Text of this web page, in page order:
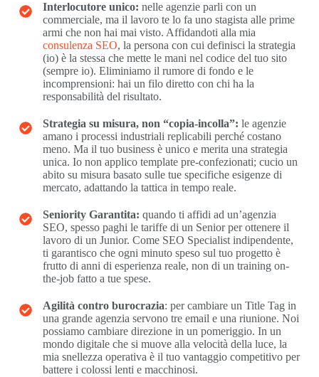
Interlocutore unico: nelle agenzie parli con un
commerciale, ma il lavoro te lo fa uno stagista alle prime
armi che non hai mai visto. Affidandoti alla mia
consulenza SEO, la persona con cui definisci la strategia
(io) è la stessa che mette le mani nel codice del tuo sito
(sempre io). Eliminiamo il rumore di fondo e le
incomprensioni: hai un filo diretto con chi ha la
responsabilità del risultato.
Strategia su misura, non “copia-incolla”: le agenzie
amano i processi industriali replicabili perché costano
meno. Ma il tuo business è unico e merita una strategia
unica. Io non applico template pre-confezionati; cucio un
abito su misura basato sulle tue specifiche esigenze di
mercato, adattando la tattica in tempo reale.
Seniority Garantita: quando ti affidi ad un’agenzia
SEO, spesso paghi le tariffe di un Senior per ottenere il
lavoro di un Junior. Come SEO Specialist indipendente,
ti garantisco che ogni minuto speso sul tuo progetto è
frutto di anni di esperienza reale, non di un training on-
the-job fatto a tue spese.
Agilità contro burocrazia: per cambiare un Title Tag in
una grande agenzia servono tre email e una riunione. Noi
possiamo cambiare direzione in un pomeriggio. In un
mondo digitale che si muove alla velocità della luce, la
mia snellezza operativa è il tuo vantaggio competitivo per
battere i colossi lenti e macchinosi.